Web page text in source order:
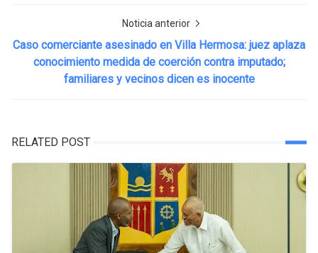
Noticia anterior
Caso comerciante asesinado en Villa Hermosa: juez aplaza
conocimiento medida de coerción contra imputado;
familiares y vecinos dicen es inocente
RELATED POST